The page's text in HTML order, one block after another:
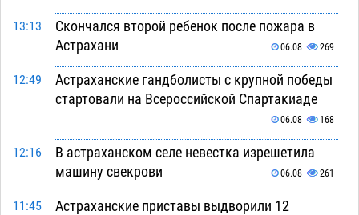
13:13
Скончался второй ребенок после пожара в
Астрахани
06.08 269
12:49
Астраханские гандболисты с крупной победы
стартовали на Всероссийской Спартакиаде
06.08 168
12:16
В астраханском селе невестка изрешетила
машину свекрови
06.08 261
11:45
Астраханские приставы выдворили 12